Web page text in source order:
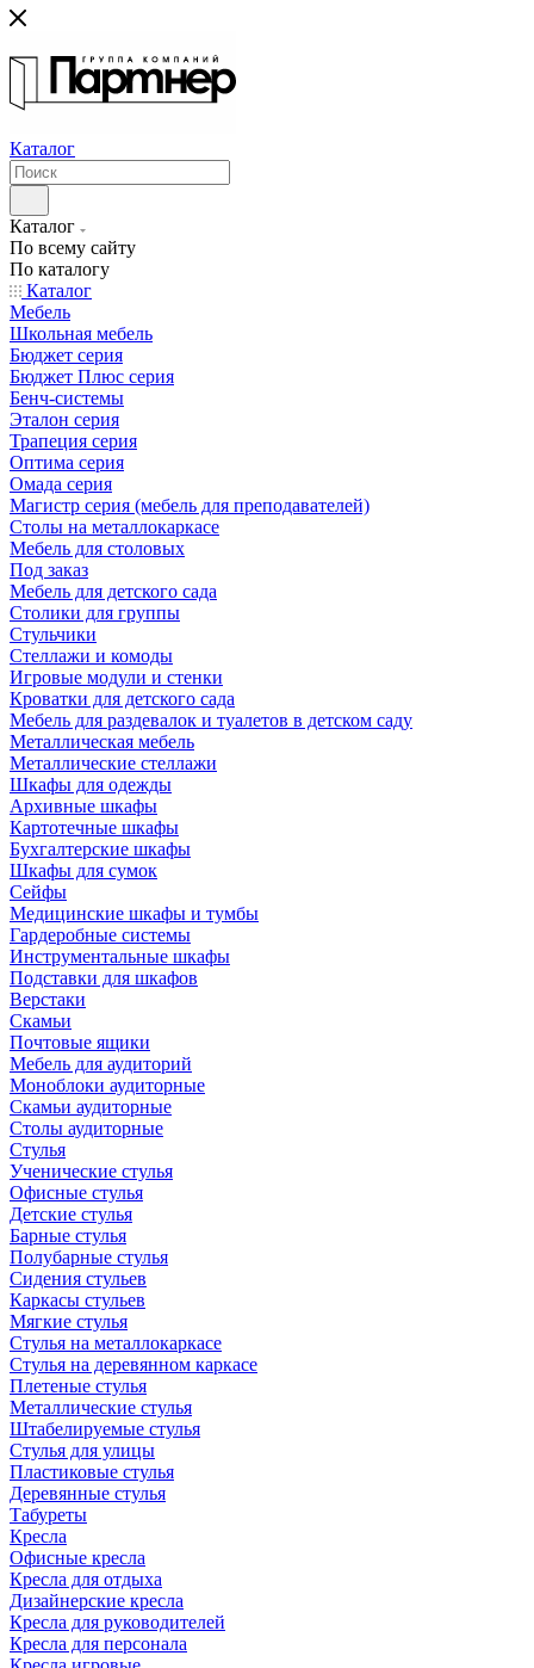
Каталог
Каталог
По всему сайту
По каталогу
Каталог
Мебель
Школьная мебель
Бюджет серия
Бюджет Плюс серия
Бенч-системы
Эталон серия
Трапеция серия
Оптима серия
Омада серия
Магистр серия (мебель для преподавателей)
Столы на металлокаркасе
Мебель для столовых
Под заказ
Мебель для детского сада
Столики для группы
Стульчики
Стеллажи и комоды
Игровые модули и стенки
Кроватки для детского сада
Мебель для раздевалок и туалетов в детском саду
Металлическая мебель
Металлические стеллажи
Шкафы для одежды
Архивные шкафы
Картотечные шкафы
Бухгалтерские шкафы
Шкафы для сумок
Сейфы
Медицинские шкафы и тумбы
Гардеробные системы
Инструментальные шкафы
Подставки для шкафов
Верстаки
Скамьи
Почтовые ящики
Мебель для аудиторий
Моноблоки аудиторные
Скамьи аудиторные
Столы аудиторные
Стулья
Ученические стулья
Офисные стулья
Детские стулья
Барные стулья
Полубарные стулья
Сидения стульев
Каркасы стульев
Мягкие стулья
Стулья на металлокаркасе
Стулья на деревянном каркасе
Плетеные стулья
Металлические стулья
Штабелируемые стулья
Стулья для улицы
Пластиковые стулья
Деревянные стулья
Табуреты
Кресла
Офисные кресла
Кресла для отдыха
Дизайнерские кресла
Кресла для руководителей
Кресла для персонала